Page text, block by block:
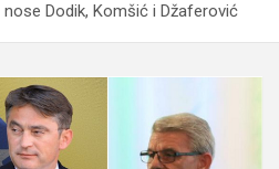
nose Dodik, Komšić i Džaferović